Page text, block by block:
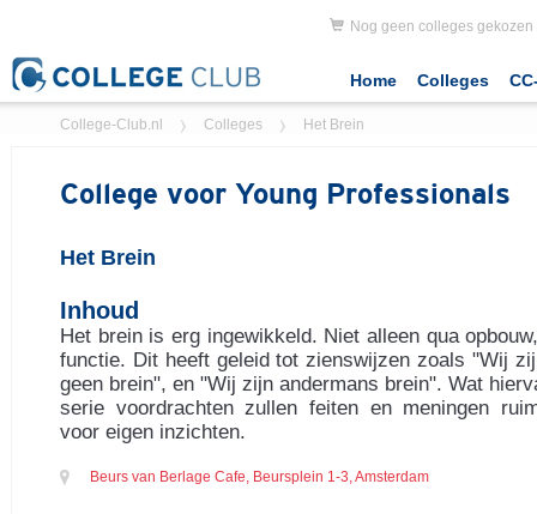
Nog geen colleges gekozen
Home Colleges
College-Club.nl Colleges Het Brein
College voor Young Professionals
Het Brein
Inhoud
Het brein is erg ingewikkeld. Niet alleen qua
functie. Dit heeft geleid tot zienswijzen zoals "Wij
geen brein", en "Wij zijn andermans brein". Wat
serie voordrachten zullen feiten en meningen
voor eigen inzichten.
Beurs van Berlage Cafe, Beursplein 1-3, Amsterdam